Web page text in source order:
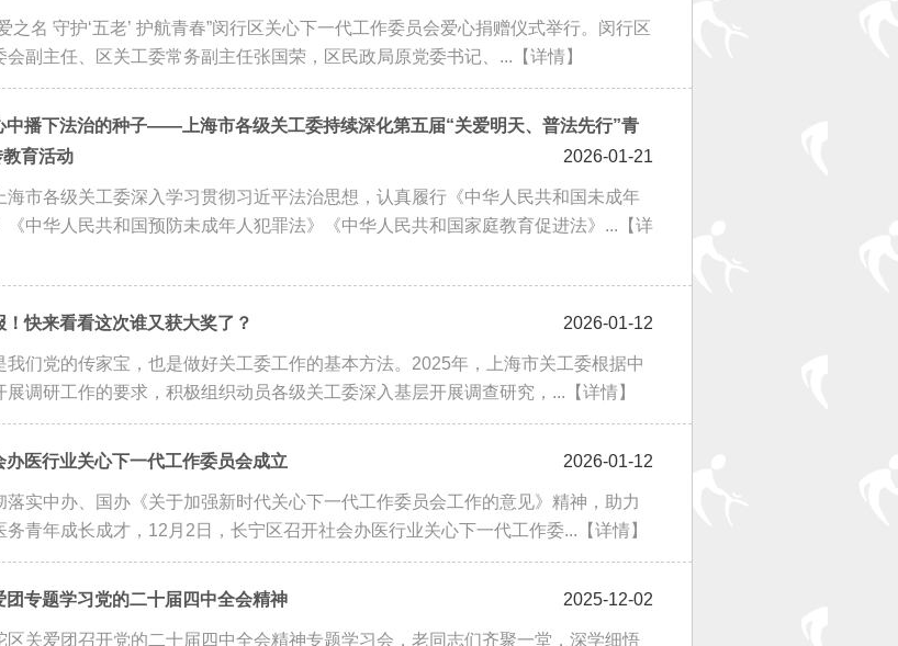
之名 守护‘五老’ 护航青春”闵行区关心下一代工作委员会爱心捐赠仪式举行。闵行区
会副主任、区关工委常务副主任张国荣，区民政局原党委书记、... 【详情】
中播下法治的种子——上海市各级关工委持续深化第五届“关爱明天、普法先行”青
育活动
2026-01-21
海市各级关工委深入学习贯彻习近平法治思想，认真履行《中华人民共和国未成年
《中华人民共和国预防未成年人犯罪法》《中华人民共和国家庭教育促进法》... 【详
！快来看看这次谁又获大奖了？ 2026-01-12
我们党的传家宝，也是做好关工委工作的基本方法。2025年，上海市关工委根据中
展调研工作的要求，积极组织动员各级关工委深入基层开展调查研究，... 【详情】
办医行业关心下一代工作委员会成立 2026-01-12
落实中办、国办《关于加强新时代关心下一代工作委员会工作的意见》精神，助力
务青年成长成才，12月2日，长宁区召开社会办医行业关心下一代工作委... 【详情】
团专题学习党的二十届四中全会精神 2025-12-02
区关爱团召开党的二十届四中全会精神专题学习会，老同志们齐聚一堂，深学细悟